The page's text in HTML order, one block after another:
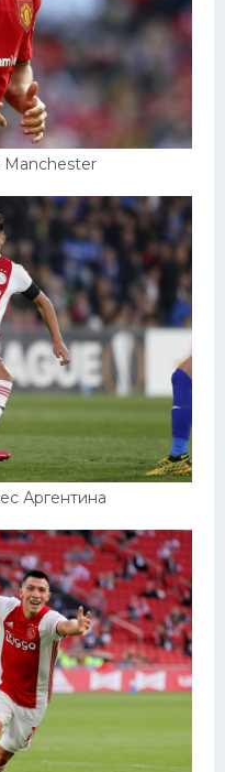
Manchester
Аргентина